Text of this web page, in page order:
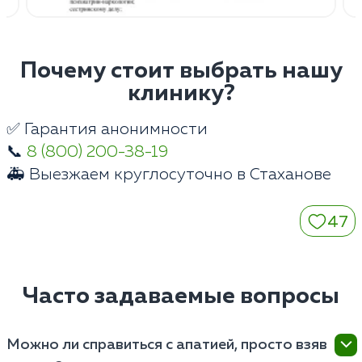
Почему стоит выбрать нашу
клинику?
✅ Гарантия анонимности
📞 8 (800) 200-38-19
🚑 Выезжаем круглосуточно в Стаханове
47
Часто задаваемые вопросы
Можно ли справиться с апатией, просто взяв